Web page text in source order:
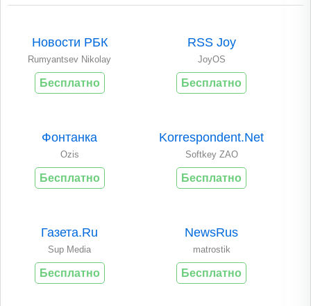
Новости РБК
Rumyantsev Nikolay
Бесплатно
RSS Joy
JoyOS
Бесплатно
Фонтанка
Ozis
Бесплатно
Korrespondent.Net
Softkey ZAO
Бесплатно
Газета.Ru
Sup Media
Бесплатно
NewsRus
matrostik
Бесплатно